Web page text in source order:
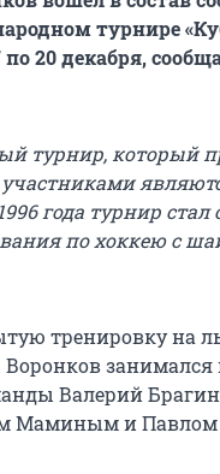
турнире
20 декабря,
турнир, который
года турнир стал
по хоккею с
тренировку на
занимался
Валерий
Маминым и